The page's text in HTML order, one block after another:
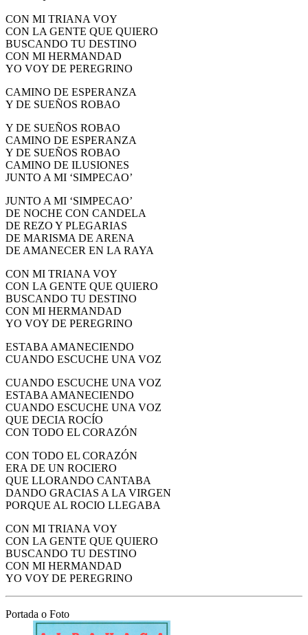
CON MI TRIANA VOY
CON LA GENTE QUE QUIERO
BUSCANDO TU DESTINO
CON MI HERMANDAD
YO VOY DE PEREGRINO
CAMINO DE ESPERANZA
Y DE SUEÑOS ROBAO
Y DE SUEÑOS ROBAO
CAMINO DE ESPERANZA
Y DE SUEÑOS ROBAO
CAMINO DE ILUSIONES
JUNTO A MI ‘SIMPECAO’
JUNTO A MI ‘SIMPECAO’
DE NOCHE CON CANDELA
DE REZO Y PLEGARIAS
DE MARISMA DE ARENA
DE AMANECER EN LA RAYA
CON MI TRIANA VOY
CON LA GENTE QUE QUIERO
BUSCANDO TU DESTINO
CON MI HERMANDAD
YO VOY DE PEREGRINO
ESTABA AMANECIENDO
CUANDO ESCUCHE UNA VOZ
CUANDO ESCUCHE UNA VOZ
ESTABA AMANECIENDO
CUANDO ESCUCHE UNA VOZ
QUE DECIA ROCÍO
CON TODO EL CORAZÓN
CON TODO EL CORAZÓN
ERA DE UN ROCIERO
QUE LLORANDO CANTABA
DANDO GRACIAS A LA VIRGEN
PORQUE AL ROCIO LLEGABA
CON MI TRIANA VOY
CON LA GENTE QUE QUIERO
BUSCANDO TU DESTINO
CON MI HERMANDAD
YO VOY DE PEREGRINO
Portada o Foto